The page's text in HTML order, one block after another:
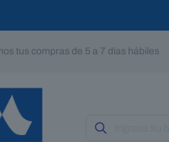
tus compras de 5 a 7 días hábiles